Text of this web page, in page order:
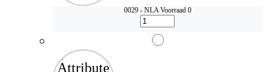
0029 - NLAVoorraad 0